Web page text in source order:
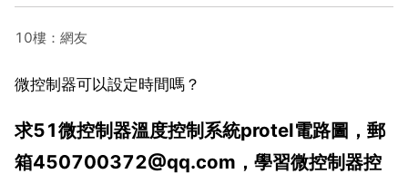
10樓：網友
微控制器可以設定時間嗎？
求51微控制器溫度控制系統protel電路圖，郵
箱450700372@qq.com ，學習微控制器控